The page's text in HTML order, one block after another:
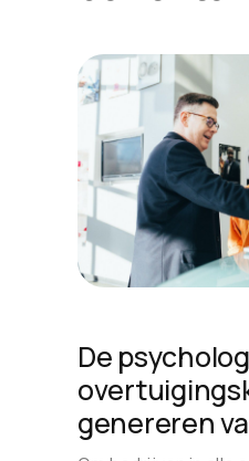
De
genereren